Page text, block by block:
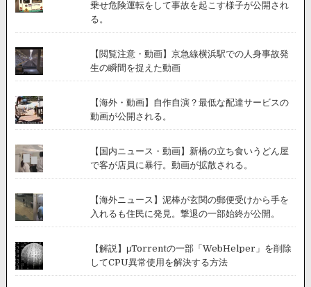
の
ク
シ
ョ
が
題
に。
乗せ危険運転をして事故を起こす様子が公開され
る。
【閲覧注意・動画】京急線横浜駅での人身事故発
生の瞬間を捉えた動画
【海外・動画】自作自演？最低な配達サービスの
動画が公開される。
【国内ニュース・動画】新橋の立ち食いうどん屋
で客が店員に暴行。動画が拡散される。
【海外ニュース】泥棒が玄関の郵便受けから手を
入れるも住民に発見。撃退の一部始終が公開。
【解説】μTorrentの一部「WebHelper」を削除
してCPU異常使用を解決する方法